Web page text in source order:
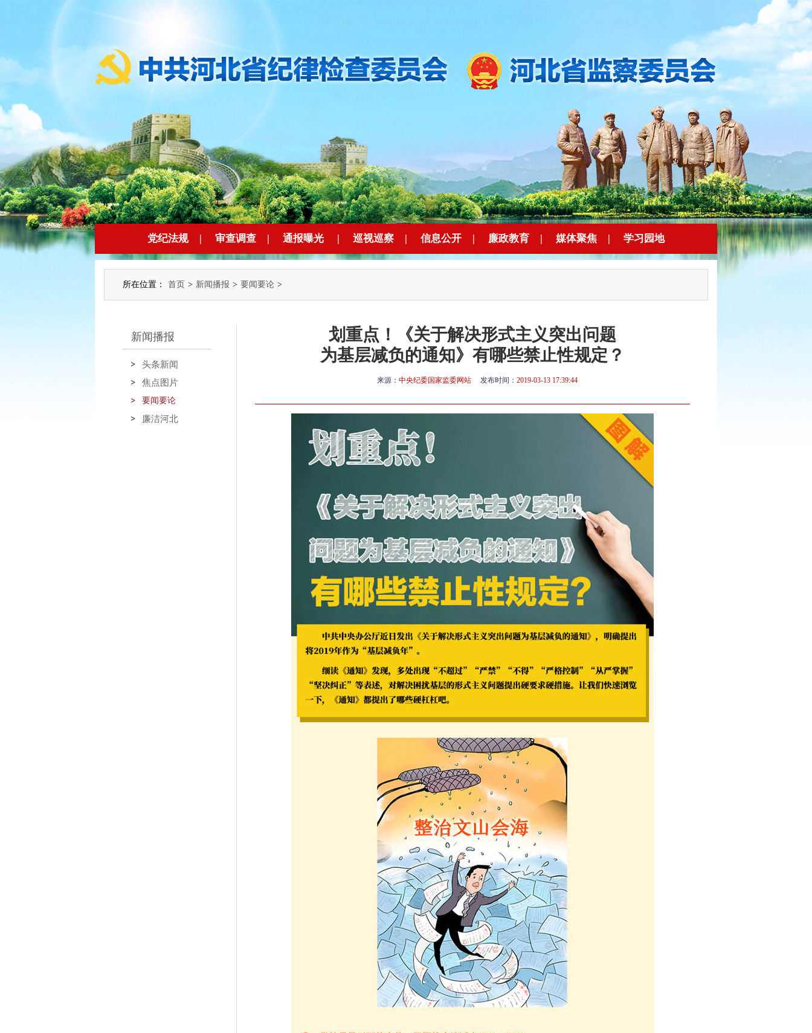
党纪法规 | 审查调查 | 通报曝光 | 巡视巡察 | 信息公开 | 廉政教育 | 媒体聚焦 | 学习园地
所在位置： 首页 > 新闻播报 > 要闻要论 >
新闻播报
头条新闻
焦点图片
要闻要论
廉洁河北
划重点！《关于解决形式主义突出问题
为基层减负的通知》有哪些禁止性规定？
来源： 中央纪委国家监委网站 发布时间： 2019-03-13 17:39:44